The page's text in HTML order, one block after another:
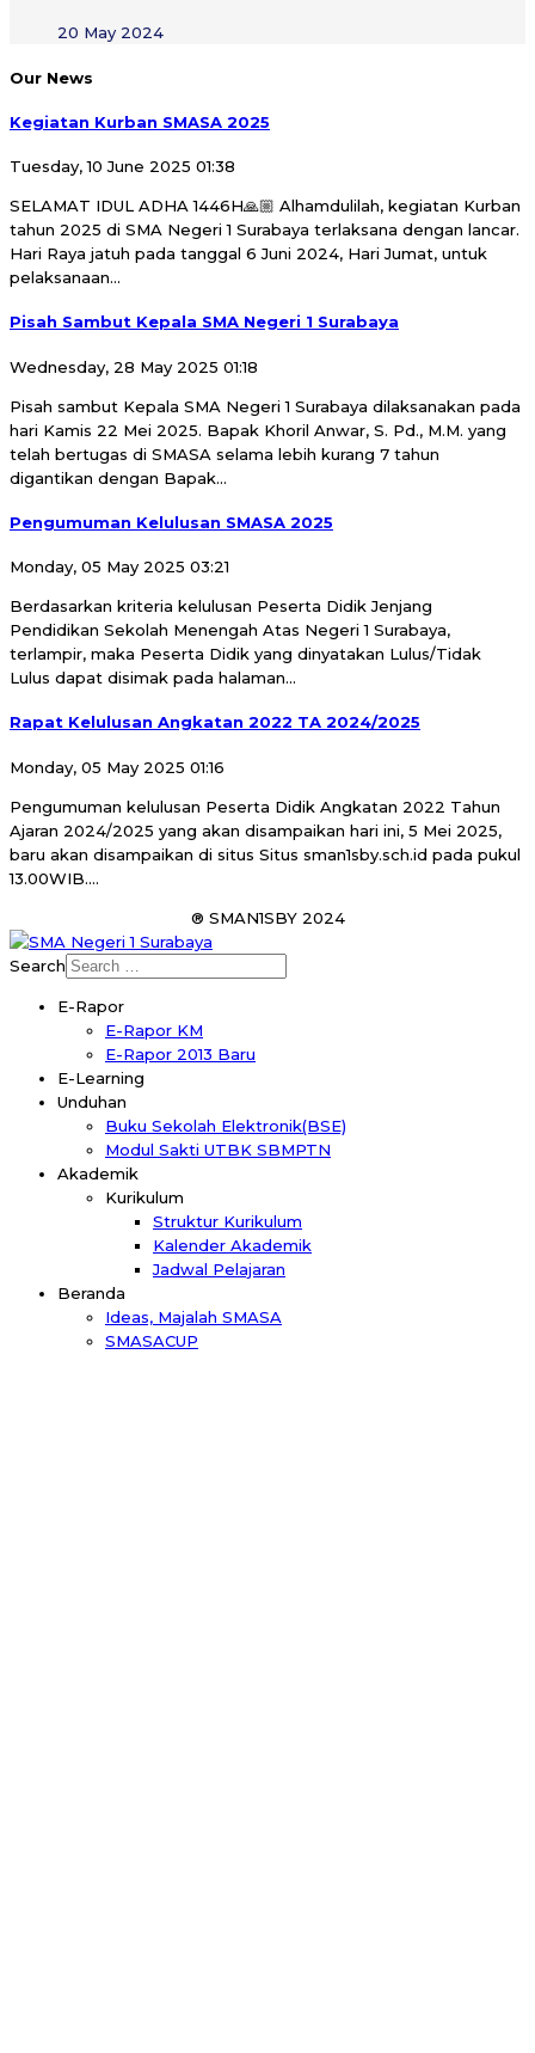
20 May 2024
Our News
Kegiatan Kurban SMASA 2025
Tuesday, 10 June 2025 01:38
SELAMAT IDUL ADHA 1446H🙏🏼 Alhamdulilah, kegiatan Kurban
tahun 2025 di SMA Negeri 1 Surabaya terlaksana dengan lancar.
Hari Raya jatuh pada tanggal 6 Juni 2024, Hari Jumat, untuk
pelaksanaan...
Pisah Sambut Kepala SMA Negeri 1 Surabaya
Wednesday, 28 May 2025 01:18
Pisah sambut Kepala SMA Negeri 1 Surabaya dilaksanakan pada
hari Kamis 22 Mei 2025. Bapak Khoril Anwar, S. Pd., M.M. yang
telah bertugas di SMASA selama lebih kurang 7 tahun
digantikan dengan Bapak...
Pengumuman Kelulusan SMASA 2025
Monday, 05 May 2025 03:21
Berdasarkan kriteria kelulusan Peserta Didik Jenjang
Pendidikan Sekolah Menengah Atas Negeri 1 Surabaya,
terlampir, maka Peserta Didik yang dinyatakan Lulus/Tidak
Lulus dapat disimak pada halaman...
Rapat Kelulusan Angkatan 2022 TA 2024/2025
Monday, 05 May 2025 01:16
Pengumuman kelulusan Peserta Didik Angkatan 2022 Tahun
Ajaran 2024/2025 yang akan disampaikan hari ini, 5 Mei 2025,
baru akan disampaikan di situs Situs sman1sby.sch.id pada pukul
13.00WIB....
® SMAN1SBY 2024
Search
E-Rapor
E-Rapor KM
E-Rapor 2013 Baru
E-Learning
Unduhan
Buku Sekolah Elektronik(BSE)
Modul Sakti UTBK SBMPTN
Akademik
Kurikulum
Struktur Kurikulum
Kalender Akademik
Jadwal Pelajaran
Beranda
Ideas, Majalah SMASA
SMASACUP